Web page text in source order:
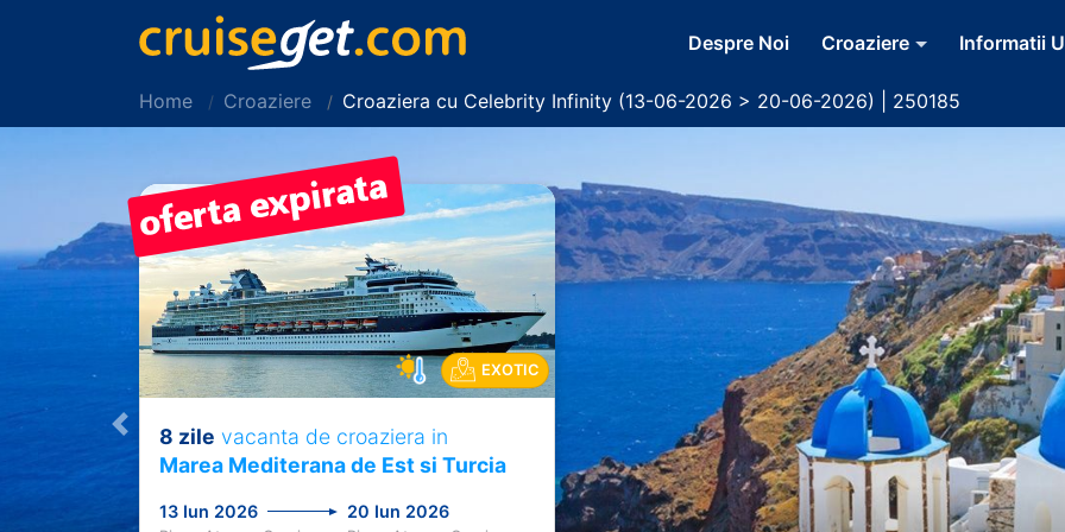
Despre Noi Croaziere Informatii
Home Croaziere Croaziera cu Celebrity Infinity (13-06-2026 > 20-06-2026) | 250185
Previous
EXOTIC
8 zile vacanta de croaziera in
Marea Mediterana de Est si Turcia
13 Iun 2026 20 Iun 2026